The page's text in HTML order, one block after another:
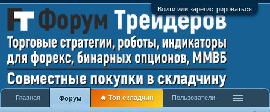
Войти или зарегистрироваться
Главная Форум 🔥 Топ складчин Пользователи